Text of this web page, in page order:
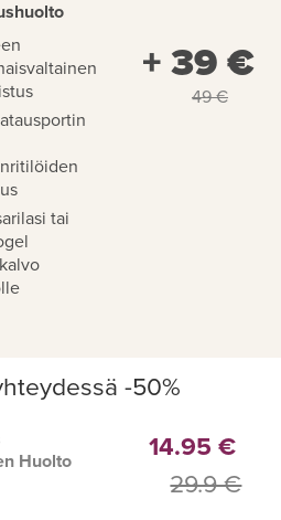
tai
+ 39 €
49 €
-50%
Huolto
14.95 €
29.9 €